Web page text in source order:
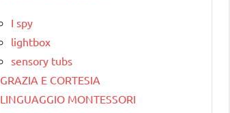
I spy
lightbox
sensory tubs
GRAZIA E CORTESIA
LINGUAGGIO MONTESSORI